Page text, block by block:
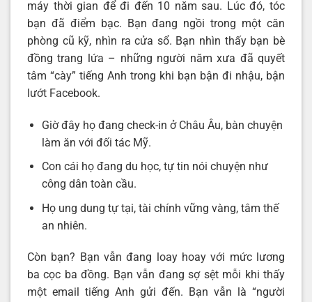
máy thời gian để đi đến 10 năm sau. Lúc đó, tóc
bạn đã điểm bạc. Bạn đang ngồi trong một căn
phòng cũ kỹ, nhìn ra cửa sổ. Bạn nhìn thấy bạn bè
đồng trang lứa – những người năm xưa đã quyết
tâm “cày” tiếng Anh trong khi bạn bận đi nhậu, bận
lướt Facebook.
Giờ đây họ đang check-in ở Châu Âu, bàn chuyện
làm ăn với đối tác Mỹ.
Con cái họ đang du học, tự tin nói chuyện như
công dân toàn cầu.
Họ ung dung tự tại, tài chính vững vàng, tâm thế
an nhiên.
Còn bạn? Bạn vẫn đang loay hoay với mức lương
ba cọc ba đồng. Bạn vẫn đang sợ sệt mỗi khi thấy
một email tiếng Anh gửi đến. Bạn vẫn là “người